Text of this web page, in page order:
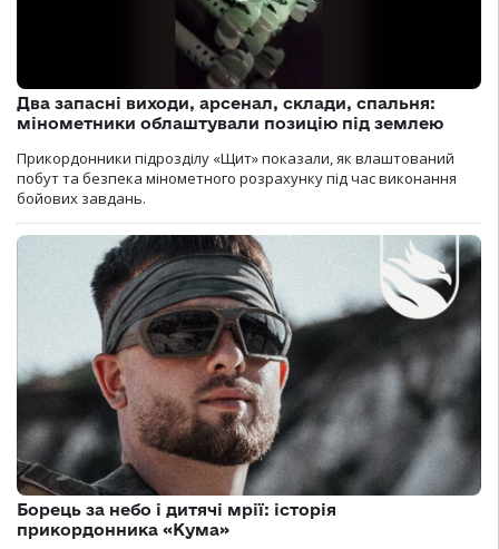
Два запасні виходи, арсенал, склади, спальня:
мінометники облаштували позицію під землею
Прикордонники підрозділу «Щит» показали, як влаштований
побут та безпека мінометного розрахунку під час виконання
бойових завдань.
Борець за небо і дитячі мрії: історія
прикордонника «Кума»